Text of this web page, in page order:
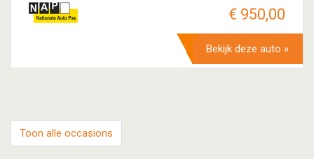
€ 950,00
Bekijk deze auto »
Toon alle occasions